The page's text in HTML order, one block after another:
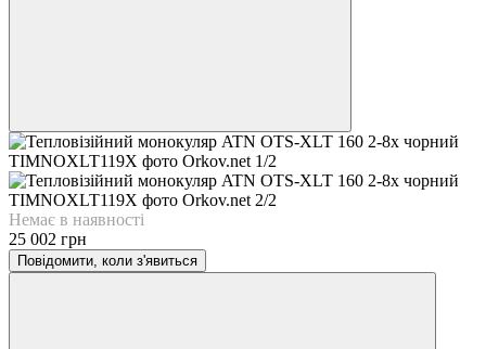
Немає в наявності
25 002 грн
Повідомити, коли з'явиться